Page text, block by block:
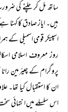
ساتھ مل کر چلنے کی
ہیں۔ ایاز صادق کا
اسپیکر قومی اسمبلی کے
روز معروف اسلامی
پروگرام کے چیئرمین
ان کا استقبال کیا تھا۔
اس سلسلے میں انتہائی